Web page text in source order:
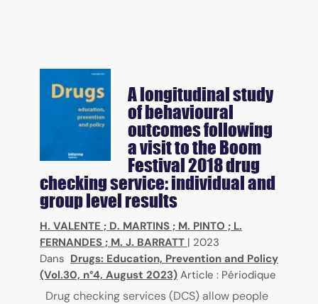
A longitudinal study
of behavioural
outcomes following
a visit to the Boom
Festival 2018 drug
checking service: individual and
group level results
H. VALENTE ; D. MARTINS ; M. PINTO ; L.
FERNANDES ; M. J. BARRATT | 2023
Dans Drugs: Education, Prevention and Policy
(Vol.30, n°4, August 2023) Article : Périodique
Drug checking services (DCS) allow people